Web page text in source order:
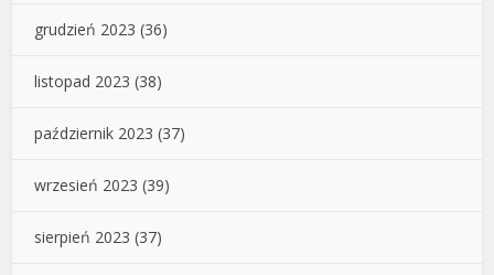
grudzień 2023 (36)
listopad 2023 (38)
październik 2023 (37)
wrzesień 2023 (39)
sierpień 2023 (37)